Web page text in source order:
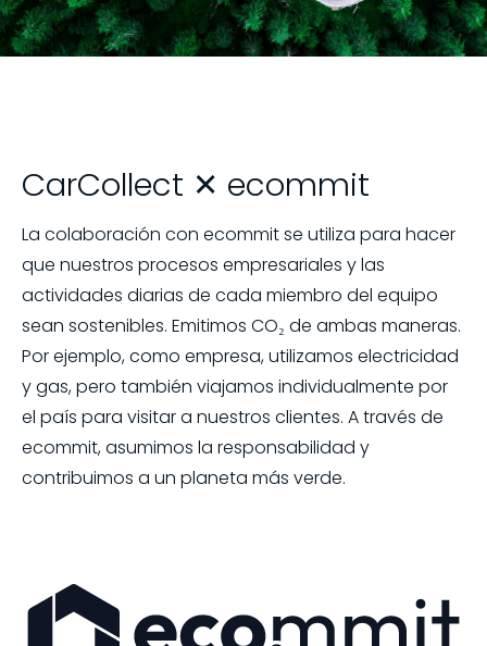
CarCollect ✕ ecommit
La colaboración con ecommit se utiliza para hacer
que nuestros procesos empresariales y las
actividades diarias de cada miembro del equipo
sean sostenibles. Emitimos CO₂ de ambas maneras.
Por ejemplo, como empresa, utilizamos electricidad
y gas, pero también viajamos individualmente por
el país para visitar a nuestros clientes. A través de
ecommit, asumimos la responsabilidad y
contribuimos a un planeta más verde.